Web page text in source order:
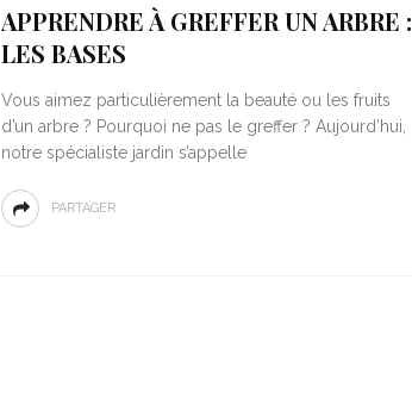
APPRENDRE À GREFFER UN ARBRE :
LES BASES
Vous aimez particulièrement la beauté ou les fruits
d’un arbre ? Pourquoi ne pas le greffer ? Aujourd’hui,
notre spécialiste jardin s’appelle
PARTAGER